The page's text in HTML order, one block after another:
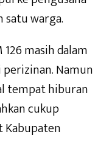
satu warga.
masih dalam
Namun
tempat hiburan
cukup
Kabupaten